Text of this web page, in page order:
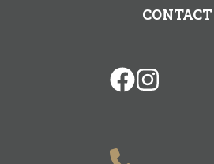
CONTACT
facebook